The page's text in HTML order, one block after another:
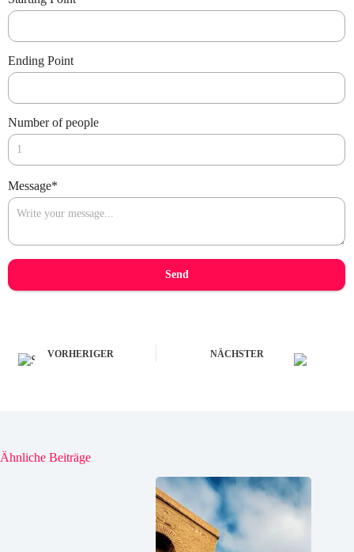
Ending Point
Number of people
Message*
Send
VORHERIGER NÄCHSTER
Ähnliche Beiträge